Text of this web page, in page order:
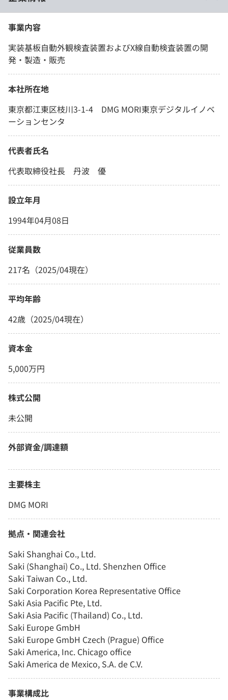
事業内容
実装基板自動外観検査装置およびX線自動検査装置の開
発・製造・販売
本社所在地
東京都江東区枝川3-1-4 DMG MORI東京デジタルイノベ
ーションセンタ
代表者氏名
代表取締役社長 丹波 優
設立年月
1994年04月08日
従業員数
217名（2025/04現在）
平均年齢
42歳（2025/04現在）
資本金
5,000万円
株式公開
未公開
外部資金/調達額
主要株主
DMG MORI
拠点・関連会社
Saki Shanghai Co., Ltd.
Saki (Shanghai) Co., Ltd. Shenzhen Office
Saki Taiwan Co., Ltd.
Saki Corporation Korea Representative Office
Saki Asia Pacific Pte, Ltd.
Saki Asia Pacific (Thailand) Co., Ltd.
Saki Europe GmbH
Saki Europe GmbH Czech (Prague) Office
Saki America, Inc. Chicago office
Saki America de Mexico, S.A. de C.V.
事業構成比